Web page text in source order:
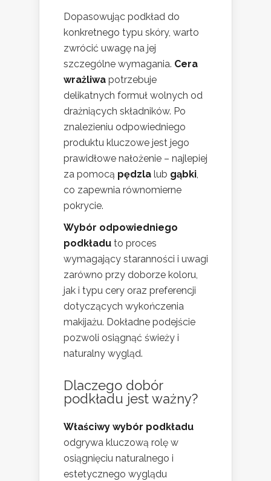
Dopasowując podkład do
konkretnego typu skóry, warto
zwrócić uwagę na jej
szczególne wymagania. Cera
wrażliwa potrzebuje
delikatnych formuł wolnych od
drażniących składników. Po
znalezieniu odpowiedniego
produktu kluczowe jest jego
prawidłowe nałożenie – najlepiej
za pomocą pędzla lub gąbki,
co zapewnia równomierne
pokrycie.
Wybór odpowiedniego
podkładu to proces
wymagający staranności i uwagi
zarówno przy doborze koloru,
jak i typu cery oraz preferencji
dotyczących wykończenia
makijażu. Dokładne podejście
pozwoli osiągnąć świeży i
naturalny wygląd.
Dlaczego dobór
podkładu jest ważny?
Właściwy wybór podkładu
odgrywa kluczową rolę w
osiągnięciu naturalnego i
estetycznego wyglądu